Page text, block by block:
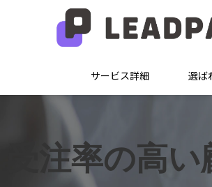
サービス詳細 選ば
受注率の高